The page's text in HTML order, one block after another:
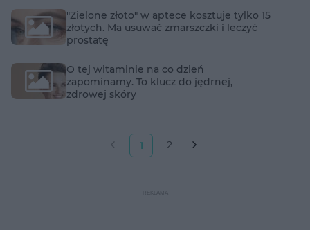
"Zielone złoto" w aptece kosztuje tylko 15
złotych. Ma usuwać zmarszczki i leczyć
prostatę
O tej witaminie na co dzień
zapominamy. To klucz do jędrnej,
zdrowej skóry
1 2